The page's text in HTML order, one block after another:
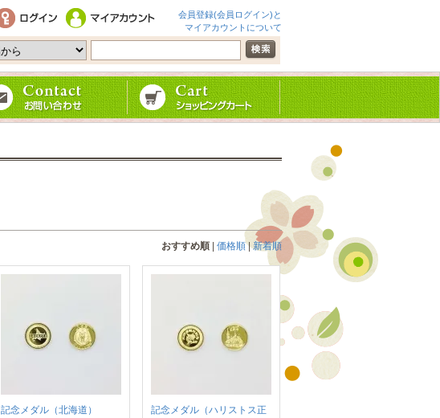
会員登録(会員ログイン)と
マイアカウントについて
おすすめ順 価格順|新着順
記念メダル（北海道）
記念メダル（ハリストス正